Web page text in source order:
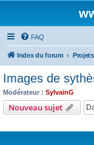
FAQ
Index du forum
Images de
Modérateur : SylvainG
Nouveau sujet